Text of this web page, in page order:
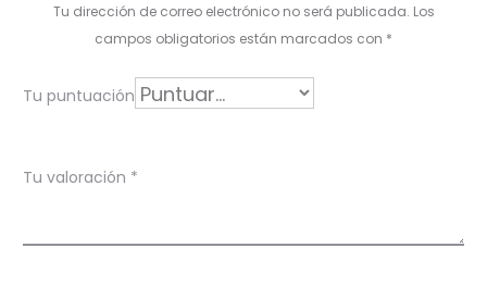
c
o
n
Tu dirección de correo electrónico no será publicada. Los
campos obligatorios están marcados con *
Tu puntuación
Tu valoración *